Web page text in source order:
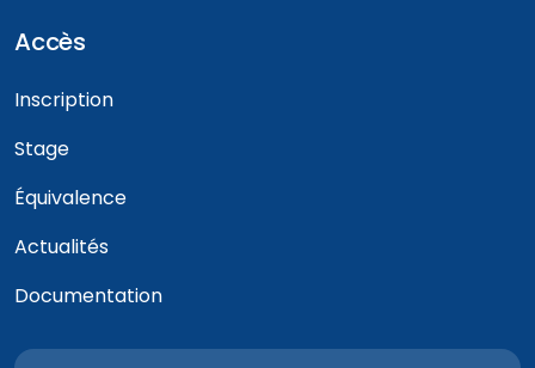
Accès
Inscription
Stage
Équivalence
Actualités
Documentation